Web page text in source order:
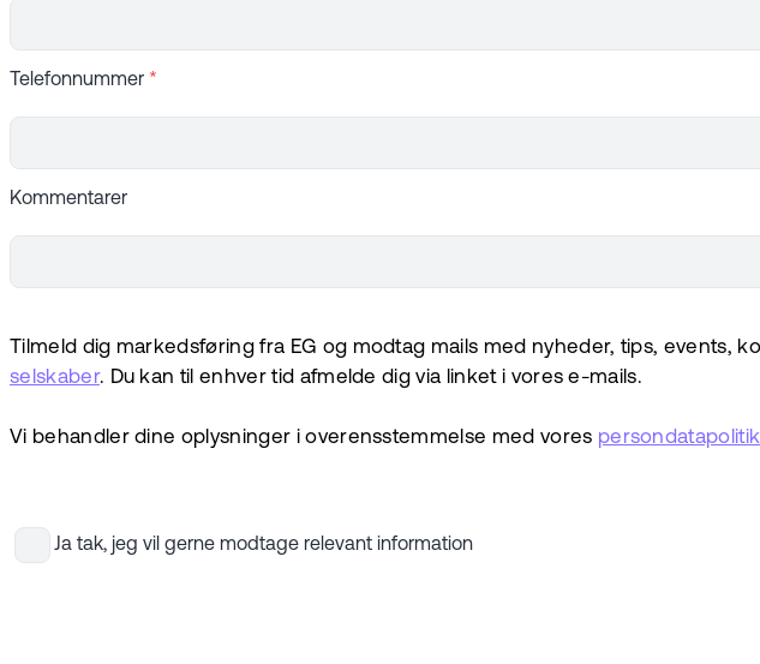
Telefonnummer *
Kommentarer
Tilmeld dig markedsføring fra EG og modtag mails med nyheder, tips, events,
selskaber. Du kan til enhver tid afmelde dig via linket i vores e-mails.
Vi behandler dine oplysninger i overensstemmelse med vores persondatapolitik
Ja tak, jeg vil gerne modtage relevant information